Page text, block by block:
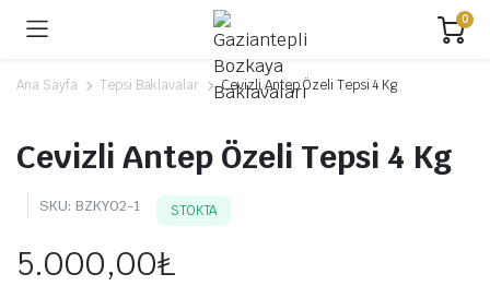
0
Ana Sayfa Tepsi Baklavalar Cevizli Antep Özeli Tepsi 4 Kg
Cevizli Antep Özeli Tepsi 4 Kg
SKU: BZKY02-1 STOKTA
5.000,00₺